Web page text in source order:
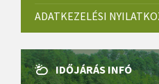
ADATKEZELÉSI
IDŐJÁRÁS INFÓ